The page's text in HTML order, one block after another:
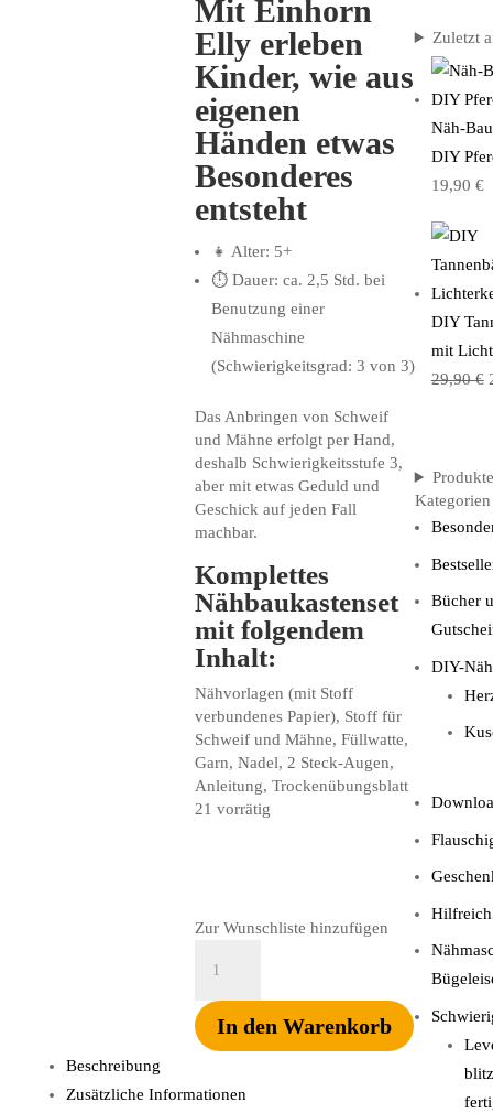
Mit Einhorn
Elly erleben
Kinder, wie aus
eigenen
Händen etwas
Besonderes
entsteht
👧 Alter: 5+
⏱ Dauer: ca. 2,5 Std. bei
Benutzung einer
Nähmaschine
(Schwierigkeitsgrad: 3 von 3)
Das Anbringen von Schweif
und Mähne erfolgt per Hand,
deshalb Schwierigkeitsstufe 3,
aber mit etwas Geduld und
Geschick auf jeden Fall
machbar.
Komplettes
Nähbaukastenset
mit folgendem
Inhalt:
Nähvorlagen (mit Stoff
verbundenes Papier), Stoff für
Schweif und Mähne, Füllwatte,
Garn, Nadel, 2 Steck-Augen,
Anleitung, Trockenübungsblatt
21 vorrätig
Zur Wunschliste hinzufügen
Baukastenset
Einhorn
Elly
In den Warenkorb
Beschreibung
Zusätzliche Informationen
Zuletzt
Näh-
DIY
19,90 €
DIY
mit
29,90€
Kategorien
Bücher
DIY-
Hilfreich